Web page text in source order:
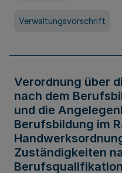
Verwaltungsvorschrift
Verordnung über
nach dem
und die
Berufsbildung im
Zuständigkeiten